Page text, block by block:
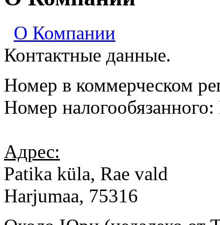
О Компании
Контактные данные.
Номер в коммерческом
Номер
Адрес:
Patika küla, Rae vald
Harjumaa, 75316